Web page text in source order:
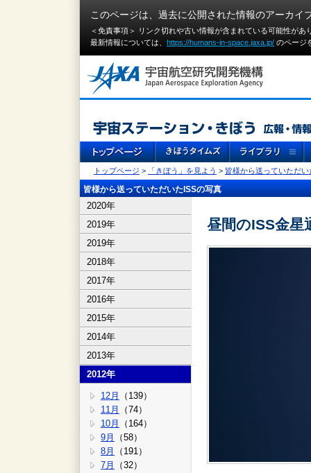
このページは、過去に公開された情報のアーカイ
＜免責事項＞ リンク切れや古い情報が含まれている可能性が
最新情報については、 https://humans-in-space.jaxa.jp/ のページ
トップページ > 「きぼう」を見よう > 皆様から送っていただい
皆様から送っていただいたISSの写真
2020年
2019年
2019年
2018年
2017年
2016年
2015年
2014年
2013年
2012年
12月
（139）
11月
（74）
10月
（164）
9月
（58）
8月
（191）
7月
（32）
昼間のISS金星